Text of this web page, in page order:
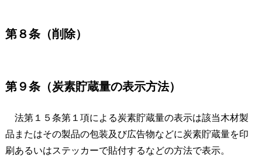
第８条（削除）
第９条（炭素貯蔵量の表示方法）
法第１５条第１項による炭素貯蔵量の表示は該当木材製
品またはその製品の包装及び広告物などに炭素貯蔵量を印
刷あるいはステッカーで貼付するなどの方法で表示。